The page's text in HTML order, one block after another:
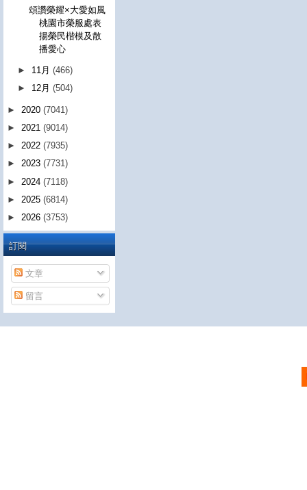
頌讚榮耀×大愛如風
桃園市榮服處表
揚榮民楷模及散
播愛心
► 11月(466)
► 12月(504)
► 2020 (7041)
► 2021 (9014)
► 2022 (7935)
► 2023 (7731)
► 2024 (7118)
► 2025 (6814)
► 2026 (3753)
訂閱
文章
留言